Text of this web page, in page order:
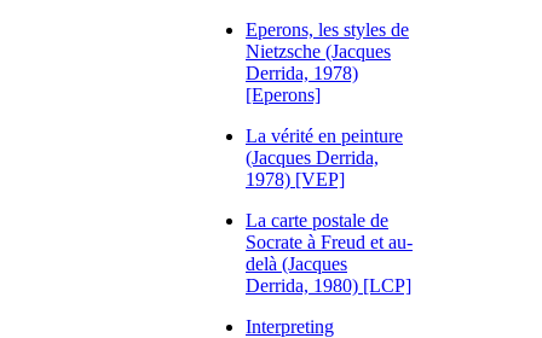
Eperons, les styles de
Nietzsche (Jacques
Derrida, 1978)
[Eperons]
La vérité en peinture
(Jacques Derrida,
1978) [VEP]
La carte postale de
Socrate à Freud et au-
delà (Jacques
Derrida, 1980) [LCP]
Interpreting